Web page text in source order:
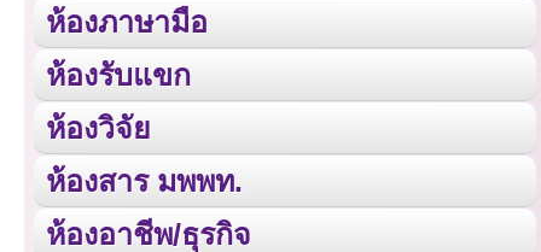
ห้องภาษามือ
ห้องรับแขก
ห้องวิจัย
ห้องสาร มพพท.
ห้องอาชีพ/ธุรกิจ